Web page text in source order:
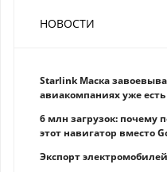
НОВОСТИ
Starlink Маска
авиакомпаниях уже
6 млн загрузок: почему
этот навигатор вместо
Экспорт